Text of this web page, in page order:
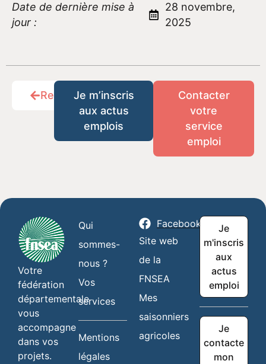
Date de dernière mise à
jour :
28 novembre,
2025
RetourJe m’inscris
aux actus
emplois
Contacter
votre
service
emploi
Votre
fédération
départementale
vous
accompagne
dans vos
projets.
Qui
sommes-
nous ?
Vos
services
Mentions
légales
Facebook
Site web
de la
FNSEA
Mes
saisonniers
agricoles
Je
m'inscris
aux
actus
emploi
Je
contacte
mon